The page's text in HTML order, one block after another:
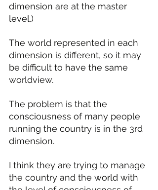
dimension are at the master
level.)
The world represented in each
dimension is different, so it may
be difficult to have the same
worldview.
The problem is that the
consciousness of many people
running the country is in the 3rd
dimension.
I think they are trying to manage
the country and the world with